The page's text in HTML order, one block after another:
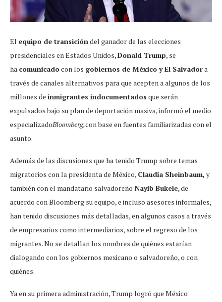
El equipo de transicióndel ganador de las elecciones
presidenciales en Estados Unidos,Donald Trump, se
ha comunicadocon los gobiernos de México y El Salvadora
través de canales alternativos para que acepten a algunos de los
millones de inmigrantes indocumentados que serán
expulsados bajo su plan de deportación masiva, informó el medio
especializadoBloomberg,con base en fuentes familiarizadas con el
asunto.
Además de las discusiones que ha tenido Trump sobre temas
migratorios con la presidenta de México, Claudia Sheinbaum, y
también con el mandatario salvadoreño Nayib Bukele, de
acuerdo con Bloomberg su equipo, e incluso asesores informales,
han tenido discusiones más detalladas, en algunos casos a través
de empresarios como intermediarios, sobre el regreso de los
migrantes. No se detallan los nombres de quiénes estarían
dialogando con los gobiernos mexicano o salvadoreño, o con
quiénes.
Ya en su primera administración, Trump logró que México